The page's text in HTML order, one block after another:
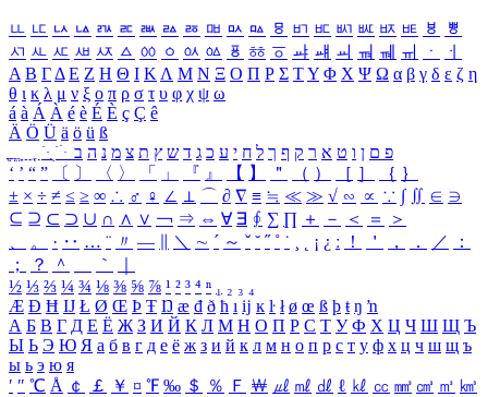
ㅥ ㅦ ㅧ ㅨ ㅩ ㅪ ㅫ ㅬ ㅭ ㅮ ㅯ ㅰ ㅱ ㅲ ㅳ ㅴ ㅵ ㅶ ㅷ ㅸ
ㅹ
ㅺ ㅻ ㅼ ㅽ ㅾ ㅿ ㆀ ㆁ ㆂ ㆃ ㆄ ㆅ ㆆ ㆇ ㆈ ㆉ ㆊ ㆋ ㆌ ㆍ
ㆎ
Α Β ΓΔ Ε Ζ Η Θ Ι ΚΛ Μ Ν Ξ Ο Π Ρ Σ ΤΥ Φ Χ Ψ Ω α β γ δ ε ζ η
θ ι κ λ μ ν ξ ο π ρ σ τ υ φ χ ψ ω
á à Á À é è É È ç Ç ê
Ä Ö Ü ä ö ü ß
ִֶֹ ֻּ ׁׂ פ ם ן ו ט א ר ק ף ך ל ח י ע כ ג ד ש ץ ת צ מ נ ה ב
‘ ’ “ ” 〔 〕 〈 〉 「 」 『 』 【 】 ＂ （ ） ［ ］ ｛ ｝
± × ÷ ≠ ≤ ≥ ∞ ∴ ♂ ♀ ∠ ⊥ ⌒ ∂ ∇ ≡ ≒ ≪ ≫ √ ∽ ∝ ∵ ∫ ∬ ∈ ∋
⊆ ⊇ ⊂ ⊃ ∪ ∩ ∧ ∨ ￢ ⇒ ⇔ ∀ ∃ ∮ ∑ ∏ ＋ － ＜ ＝
＞
、
。 · ‥ … ¨ 〃 ― ＼ ∼ ´ ～ ˇ ˘ ˝ ˚ ˙ ¸ ¡ ¿ ː ！ ＇ ， ． ／
：
；
？ ＾ ｀
½ ⅓ ⅔ ¼ ¾ ⅛ ⅜ ⅝ ⅞ ¹ ² ³ ⁴ ⁿ ₁ ₂ ₃ ₄
Æ Ð Ħ Ĳ Ł Ø Œ Þ Ŧ Ŋ æ đ ð ħ ı ĳ ĸ ŀ ł ø œ ß þ ŧ ŋ ŉ
А Б В Г Д Е Ё Ж З И Й К Л М Н О П Р С Т У Ф Х Ц Ч Ш Щ Ъ
Ы Ь Э Ю Я а б в г д е ё ж з и й к л м н о п р с т у ф х ц ч ш щ ъ
ы ь э ю я
′ ″ ℃ Å ￠ ￡ ￥ ¤ ℉ ‰ ＄ ％ Ｆ ￦ ㎕ ㎖ ㎗ ℓ ㎘ ㏄ ㎣ ㎤ ㎥ ㎦